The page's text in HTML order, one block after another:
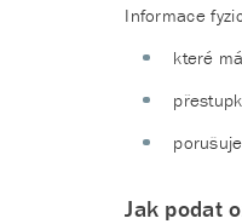
Informace
které
Jak podat